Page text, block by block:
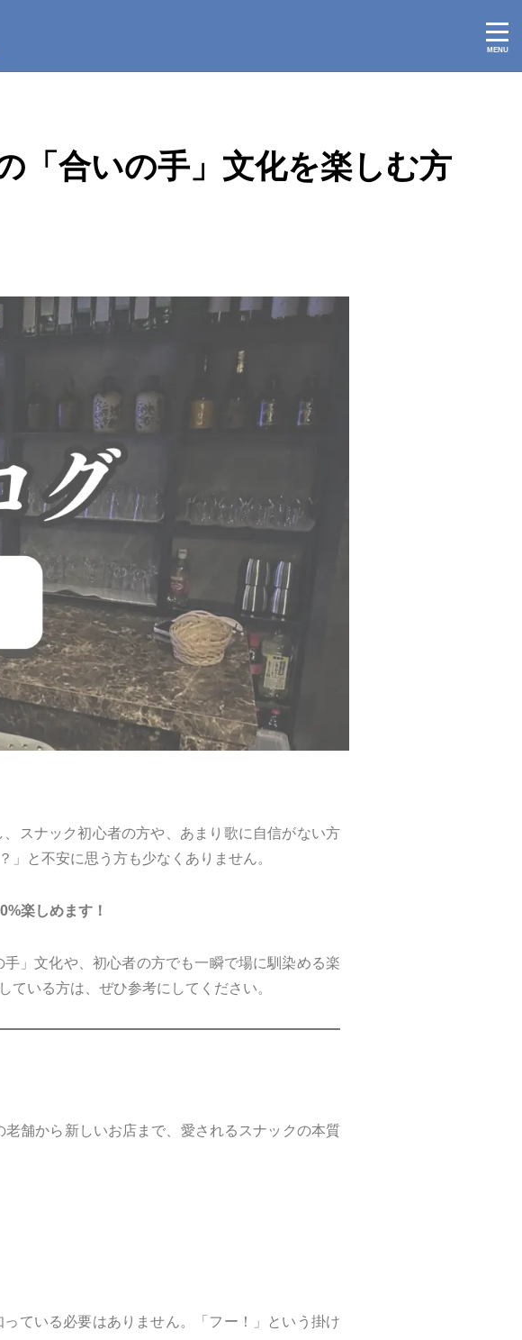
「合いの手」文化を楽しむ方
スナック初心者の方や、あまり歌に自信がない方
と不安に思う方も少なくありません。
楽しめます！
」文化や、初心者の方でも一瞬で場に馴染める楽
いる方は、ぜひ参考にしてください。
舗から新しいお店まで、愛されるスナックの本質
ている必要はありません。「フー！」という掛け